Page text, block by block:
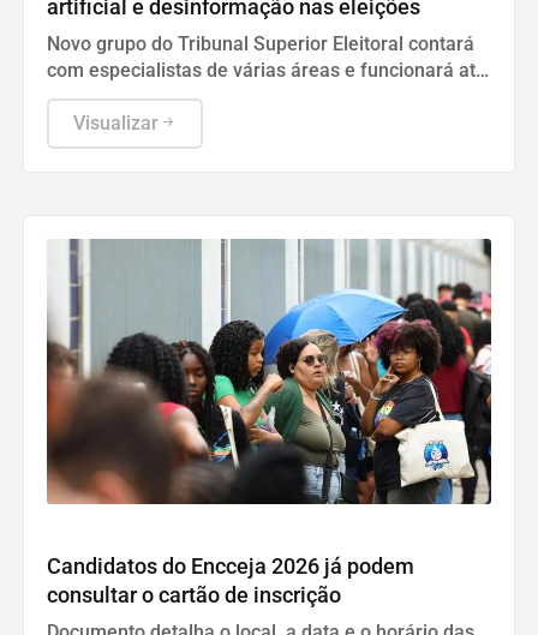
artificial e desinformação nas eleições
Novo grupo do Tribunal Superior Eleitoral contará
com especialistas de várias áreas e funcionará até
o final do ano para garantir a integridade do pleito.
Visualizar
Candidatos do Encceja 2026 já podem
consultar o cartão de inscrição